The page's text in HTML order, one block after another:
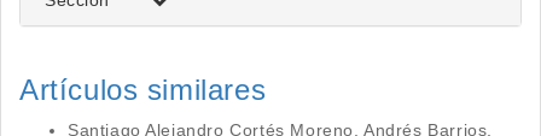
Artículos similares
Santiago Alejandro Cortés Moreno, Andrés Barrios,